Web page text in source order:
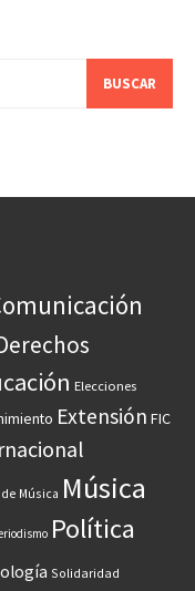
Elecciones
Extensión FIC
Música Música
Política
Solidaridad